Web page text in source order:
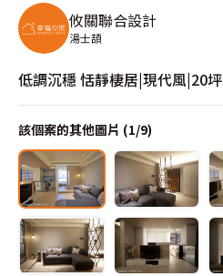
攸關聯合設計
湯士頡
低調沉穩 恬靜棲居|現代風|20坪
該個案的其他圖片 (1/9)